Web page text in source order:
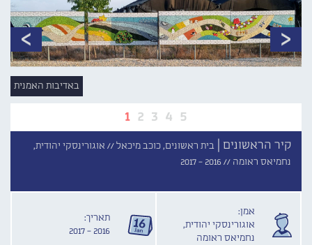
1 2 3 4 5
באדיבות האמנית
קיר הראשונים | בית ראשונים, כוכב מיכאל // אוגורינסקי יהודית,
נחמיאס ראומה //2016 - 2017
אמן:
אוגורינסקי יהודית,
נחמיאס ראומה
תאריך:
2016 - 2017